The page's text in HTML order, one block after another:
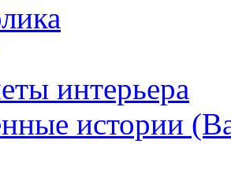
интерьера
истории